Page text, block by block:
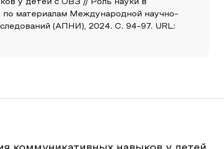
у детей с ОВЗ // Роль науки в
по материалам Международной научно-
(АПНИ), 2024. С. 94-97. URL: